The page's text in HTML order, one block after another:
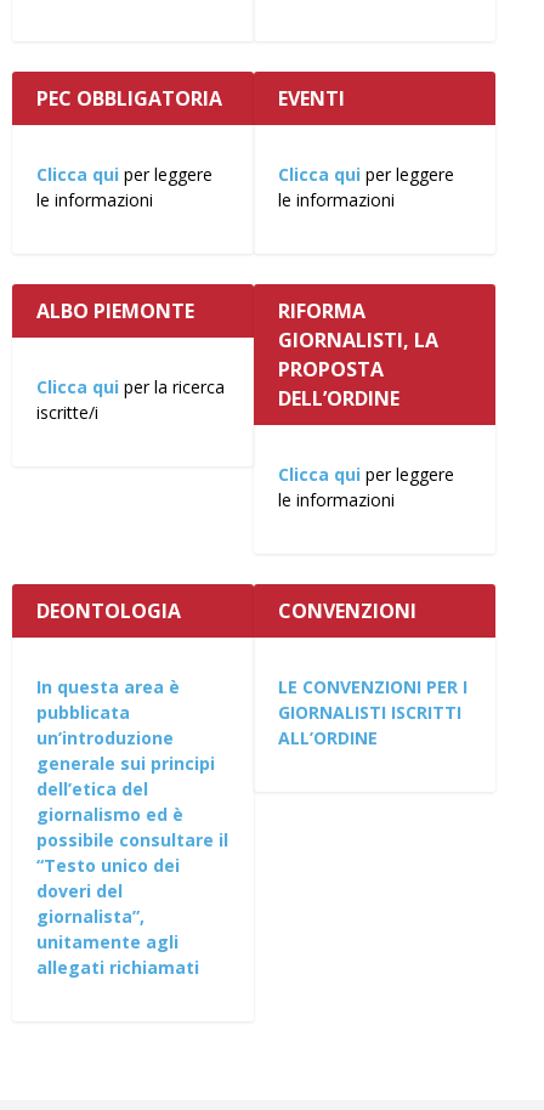
PEC OBBLIGATORIA
Clicca qui per leggere
le informazioni
EVENTI
Clicca qui per leggere
le informazioni
ALBO PIEMONTE
Clicca qui per la ricerca
iscritte/i
RIFORMA
GIORNALISTI, LA
PROPOSTA
DELL’ORDINE
Clicca qui per leggere
le informazioni
DEONTOLOGIA
In questa area è
pubblicata
un’introduzione
generale sui principi
dell’etica del
giornalismo ed è
possibile consultare il
“Testo unico dei
doveri del
giornalista”,
unitamente agli
allegati richiamati
CONVENZIONI
LE CONVENZIONI PER I
GIORNALISTI ISCRITTI
ALL’ORDINE